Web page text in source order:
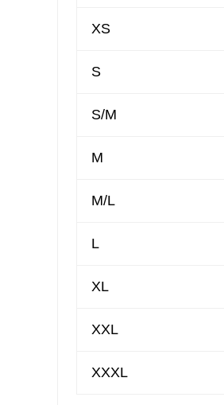
XS
S
S/M
M
M/L
L
XL
XXL
XXXL